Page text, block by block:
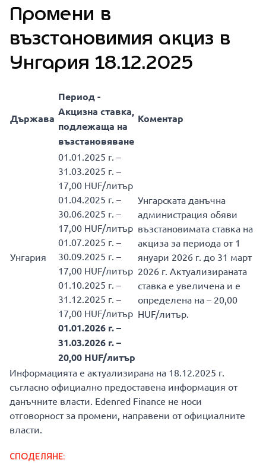
Промени в
възстановимия акциз в
Унгария 18.12.2025
Държава
Период -
Акцизна ставка,
подлежаща на
възстановяване
Коментар
Унгария
01.01.2025 г. –
31.03.2025 г. –
17,00 HUF/литър
01.04.2025 г. –
30.06.2025 г. –
17,00 HUF/литър
01.07.2025 г. –
30.09.2025 г. –
17,00 HUF/литър
01.10.2025 г. –
31.12.2025 г. –
17,00 HUF/литър
01.01.2026 г. –
31.03.2026 г. –
20,00 HUF/литър
Унгарската данъчна
администрация обяви
възстановимата ставка на
акциза за периода от 1
януари 2026 г. до 31 март
2026 г. Актуализираната
ставка е увеличена и е
определена на – 20,00
HUF/литър.
Информацията е актуализирана на 18.12.2025 г.
съгласно официално предоставена информация от
данъчните власти. Edenred Finance не носи
отговорност за промени, направени от официалните
власти.
СПОДЕЛЯНЕ: